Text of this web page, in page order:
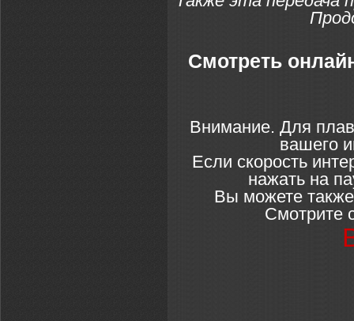
Смотреть
Внимание. Для
вашего
Если скорость
нажать на
Вы можете
Смотрите